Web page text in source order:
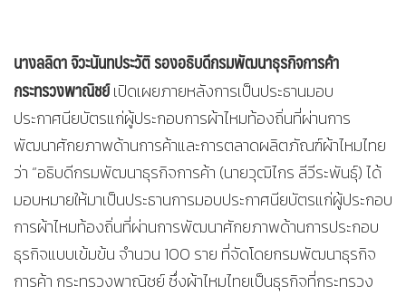
นางลลิดา จิวะนันทประวัติ รองอธิบดีกรมพัฒนาธุรกิจการค้า
กระทรวงพาณิชย์เปิดเผยภายหลังการเป็นประธานมอบ
ประกาศนียบัตรแก่ผู้ประกอบการผ้าไหมท้องถิ่นที่ผ่านการ
พัฒนาศักยภาพด้านการค้าและการตลาดผลิตภัณฑ์ผ้าไหมไทย
ว่า “อธิบดีกรมพัฒนาธุรกิจการค้า (นายวุฒิไกร ลีวีระพันธุ์) ได้
มอบหมายให้มาเป็นประธานการมอบประกาศนียบัตรแก่ผู้ประกอบ
การผ้าไหมท้องถิ่นที่ผ่านการพัฒนาศักยภาพด้านการประกอบ
ธุรกิจแบบเข้มข้น จำนวน 100 ราย ที่จัดโดยกรมพัฒนาธุรกิจ
การค้า กระทรวงพาณิชย์ ซึ่งผ้าไหมไทยเป็นธุรกิจที่กระทรวง